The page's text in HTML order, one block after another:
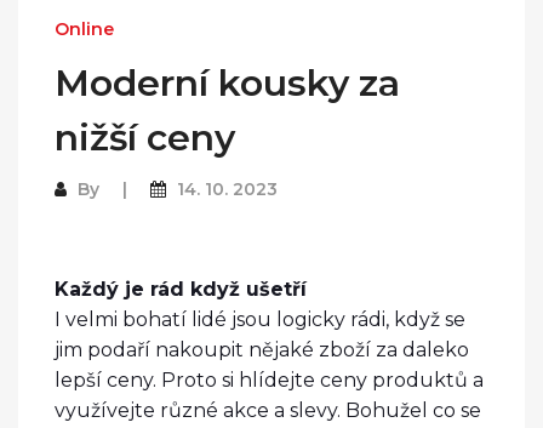
Online
Moderní kousky za
nižší ceny
By 14. 10. 2023
Každý je rád když ušetří
I velmi bohatí lidé jsou logicky rádi, když se
jim podaří nakoupit nějaké zboží za daleko
lepší ceny. Proto si hlídejte ceny produktů a
využívejte různé akce a slevy. Bohužel co se